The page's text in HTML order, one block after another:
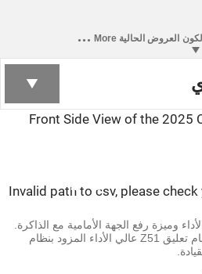
Invalid path to csv, please
2 مشمولة ومتوفرة فقط مع نظام تعليق Z51 عالي الأداء المزود بنظام